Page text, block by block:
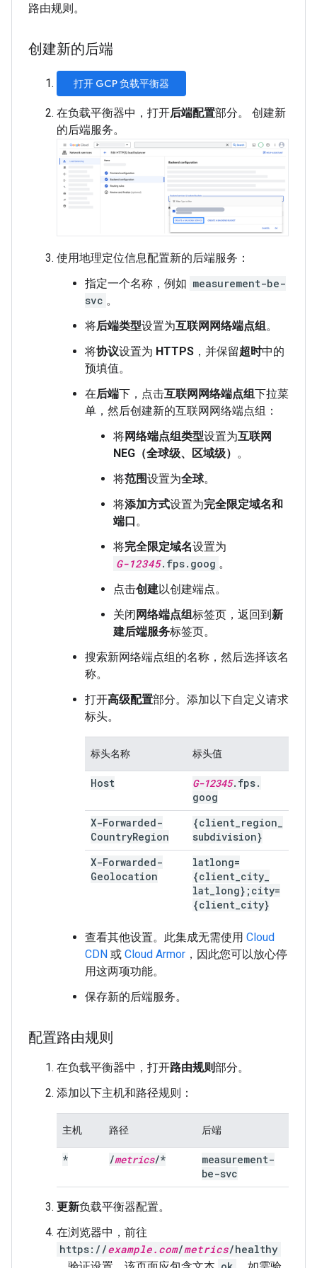
路由规则。
创建新的后端
打开 GCP 负载平衡器
在负载平衡器中，打开后端配置部分。 创建新
的后端服务。
使用地理定位信息配置新的后端服务：
指定一个名称，例如 measurement-be-
svc 。
将后端类型设置为互联网网络端点组。
将协议设置为 HTTPS ，并保留超时中的
预填值。
在后端下，点击互联网网络端点组下拉菜
单，然后创建新的互联网网络端点组：
将网络端点组类型设置为互联网
NEG（全球级、区域级） 。
将范围设置为全球。
将添加方式设置为完全限定域名和
端口 。
将完全限定域名设置为
G-12345.fps.goog 。
点击创建以创建端点。
关闭 网络端点组标签页，返回到 新
建后端服务标签页。
搜索新网络端点组的名称，然后选择该名
称。
打开高级配置部分。添加以下自定义请求
标头。
标头名称 标头值
Host G-12345. fps.
goog
X-Forwarded-
CountryRegion
{client region
subdivision}
X-Forwarded-
Geolocation
latlong=
{client city
lat long};city=
{client city}
查看其他设置。此集成无需使用 Cloud
CDN 或 Cloud Armor ，因此您可以放心停
用这两项功能。
保存新的后端服务。
配置路由规则
在负载平衡器中，打开路由规则部分。
添加以下主机和路径规则：
主机 路径 后端
* /metrics/*
measurement-
be-svc
更新负载平衡器配置。
在浏览器中，前往
https://example.com/metrics/healthy